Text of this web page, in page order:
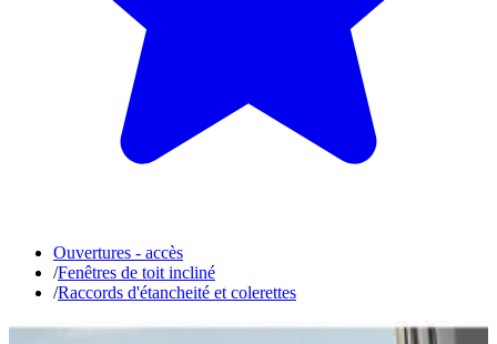
Ouvertures - accès
/Fenêtres de toit incliné
/Raccords d'étancheité et colerettes